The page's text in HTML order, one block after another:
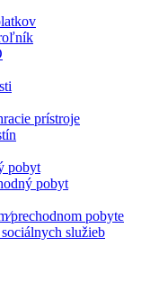
prístroje
pobyt
pobyt
pobyte
služieb